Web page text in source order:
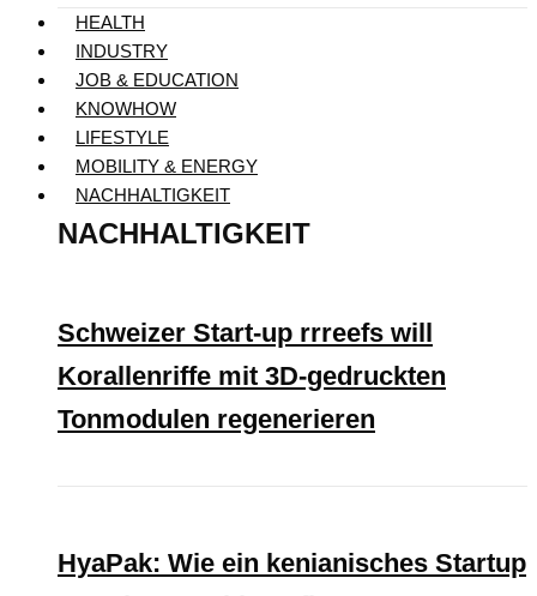
HEALTH
INDUSTRY
JOB & EDUCATION
KNOWHOW
LIFESTYLE
MOBILITY & ENERGY
NACHHALTIGKEIT
NACHHALTIGKEIT
Schweizer Start-up rrreefs will
Korallenriffe mit 3D-gedruckten
Tonmodulen regenerieren
HyaPak: Wie ein kenianisches Startup